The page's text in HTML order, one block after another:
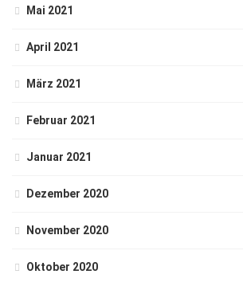
Mai 2021
April 2021
März 2021
Februar 2021
Januar 2021
Dezember 2020
November 2020
Oktober 2020